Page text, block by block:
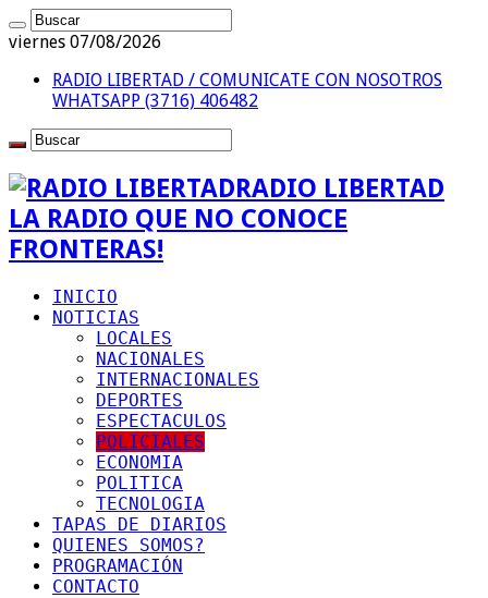
viernes 07/08/2026
RADIO LIBERTAD / COMUNICATE CON NOSOTROS
WHATSAPP (3716) 406482
RADIO LIBERTAD
LA RADIO QUE NO CONOCE
FRONTERAS!
INICIO
NOTICIAS
LOCALES
NACIONALES
INTERNACIONALES
DEPORTES
ESPECTACULOS
POLICIALES
ECONOMIA
POLITICA
TECNOLOGIA
TAPAS DE DIARIOS
QUIENES SOMOS?
PROGRAMACIÓN
CONTACTO